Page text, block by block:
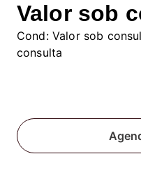
Valor sob
Cond:Valor sob
consulta